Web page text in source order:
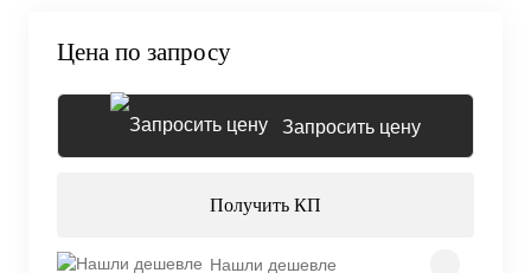
Цена по запросу
Запросить цену
Получить КП
Нашли дешевле